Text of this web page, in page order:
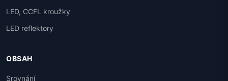
LED, CCFL kroužky
LED reflektory
OBSAH
Srovnání